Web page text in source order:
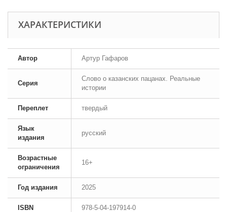
ХАРАКТЕРИСТИКИ
Автор Артур Гафаров
Серия
Слово о казанских пацанах. Реальные
истории
Переплет твердый
Язык
издания
русский
Возрастные
ограничения
16+
Год издания 2025
ISBN 978-5-04-197914-0